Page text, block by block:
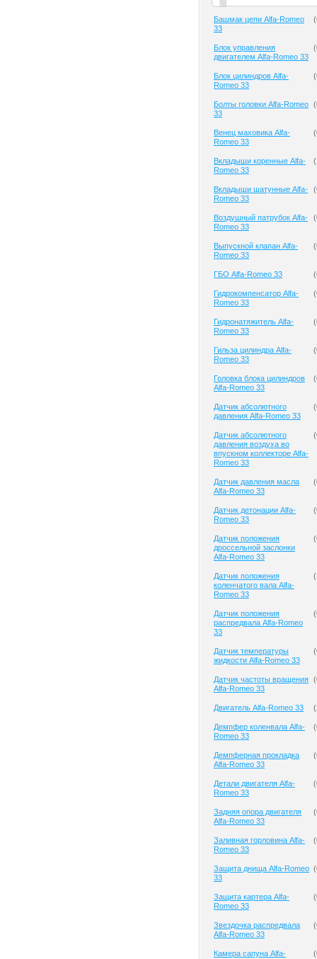
Башмак цепи Alfa-Romeo
33
(
Блок управления
двигателем Alfa-Romeo 33
(
Блок цилиндров Alfa-
Romeo 33
(
Болты головки Alfa-Romeo
33
(
Венец маховика Alfa-
Romeo 33
(
Вкладыши коренные Alfa-
Romeo 33
(
Вкладыши шатунные Alfa-
Romeo 33
(
Воздушный патрубок Alfa-
Romeo 33
(
Выпускной клапан Alfa-
Romeo 33
(
ГБО Alfa-Romeo 33 (
Гидрокомпенсатор Alfa-
Romeo 33
(
Гидронатяжитель Alfa-
Romeo 33
(
Гильза цилиндра Alfa-
Romeo 33
(
Головка блока цилиндров
Alfa-Romeo 33
(
Датчик абсолютного
давления Alfa-Romeo 33
(
Датчик абсолютного
давления воздуха во
впускном коллекторе Alfa-
Romeo 33
(
Датчик давления масла
Alfa-Romeo 33
(
Датчик детонации Alfa-
Romeo 33
(
Датчик положения
дроссельной заслонки
Alfa-Romeo 33
(
Датчик положения
коленчатого вала Alfa-
Romeo 33
(
Датчик положения
распредвала Alfa-Romeo
33
(
Датчик температуры
жидкости Alfa-Romeo 33
(
Датчик частоты вращения
Alfa-Romeo 33
(
Двигатель Alfa-Romeo 33 (
Демпфер коленвала Alfa-
Romeo 33
(
Демпферная прокладка
Alfa-Romeo 33
(
Детали двигателя Alfa-
Romeo 33
(
Задняя опора двигателя
Alfa-Romeo 33
(
Заливная горловина Alfa-
Romeo 33
(
Защита днища Alfa-Romeo
33
(
Защита картера Alfa-
Romeo 33
(
Звездочка распредвала
Alfa-Romeo 33
(
Камера сапуна Alfa-
(